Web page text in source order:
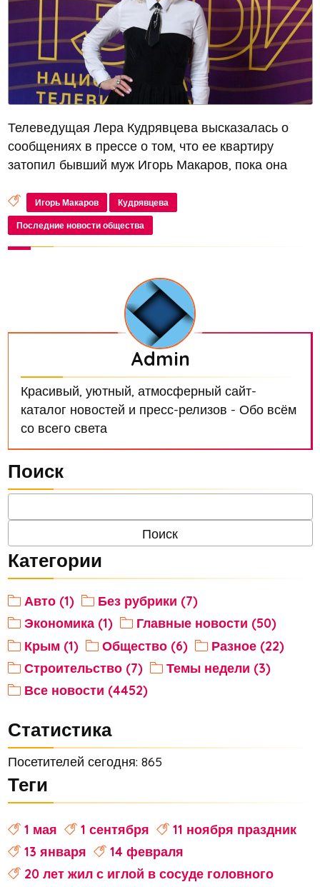
Телеведущая Лера Кудрявцева высказалась о
сообщениях в прессе о том, что ее квартиру
затопил бывший муж Игорь Макаров, пока она
Игорь Макаров Кудрявцева
Последние новости общества
Admin
Красивый, уютный, атмосферный сайт-
каталог новостей и пресс-релизов - Обо всём
со всего света
Поиск
Категории
Авто (1)
Без рубрики (7)
Экономика (1)
Главные новости (50)
Крым (1)
Общество (6)
Разное (22)
Строительство (7)
Темы недели (3)
Все новости (4452)
Статистика
Посетителей сегодня: 865
Теги
1 мая 1 сентября
11 ноября праздник
13 января
14 февраля
20 лет жил с иглой в сосуде головного